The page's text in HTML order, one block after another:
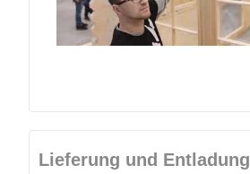
Lieferung und Entladung